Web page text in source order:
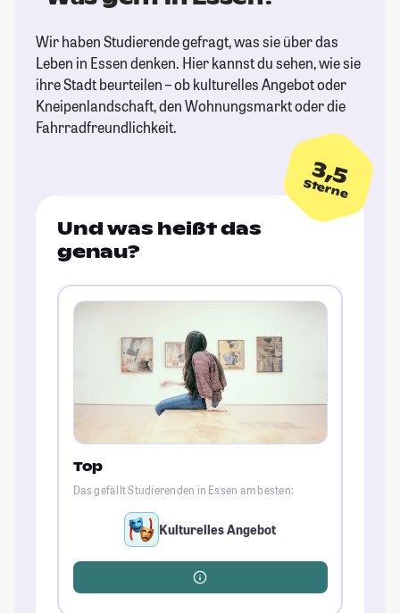
Wir haben Studierende gefragt, was sie über das
Leben in Essen denken. Hier kannst du sehen, wie sie
ihre Stadt beurteilen – ob kulturelles Angebot oder
Kneipenlandschaft, den Wohnungsmarkt oder die
Fahrradfreundlichkeit.
3,5
Sterne
Und was heißt das
genau?
Top
Das gefällt Studierenden in Essen am besten:
Kulturelles Angebot